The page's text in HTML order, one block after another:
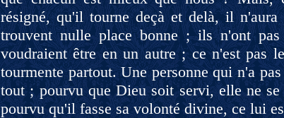
résigné, qu'il tourne deçà et delà, il
trouvent nulle place bonne ; ils n'ont
voudraient être en un autre ; ce n'est pas
tourmente partout. Une personne qui n'a
tout ; pourvu que Dieu soit servi, elle ne
pourvu qu'il fasse sa volonté divine, ce lui